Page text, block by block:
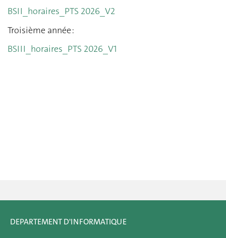
BSII_horaires_PTS 2026_V2
Troisième année :
BSIII_horaires_PTS 2026_V1
DEPARTEMENT D'INFORMATIQUE